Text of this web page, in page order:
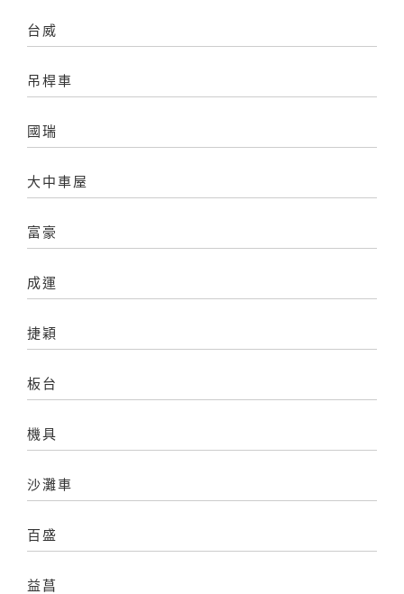
台威
吊桿車
國瑞
大中車屋
富豪
成運
捷穎
板台
機具
沙灘車
百盛
益菖